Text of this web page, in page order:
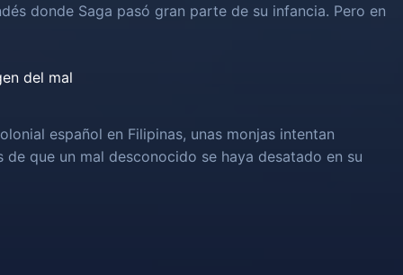
donde Saga pasó gran parte de su infancia. Pero en
del mal
español en Filipinas, unas monjas intentan
que un mal desconocido se haya desatado en su